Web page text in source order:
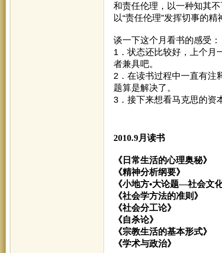
和责任伦理，以一种知其
以“责任伦理”发挥切事的
谈一下这个月看书的感受：
1．状态还比较好，上个月
者兼具吧。
2．在读书过程中一直有注
题算是解决了。
3．接下来想看马克思的资
2010.9月读书
《日常生活的心理奥
《精神分析纲要
《小地方•大论题—社会
《社会学方法的准
《社会分工论》
《自杀论》
《宗教生活的基本形
《学术与政治》